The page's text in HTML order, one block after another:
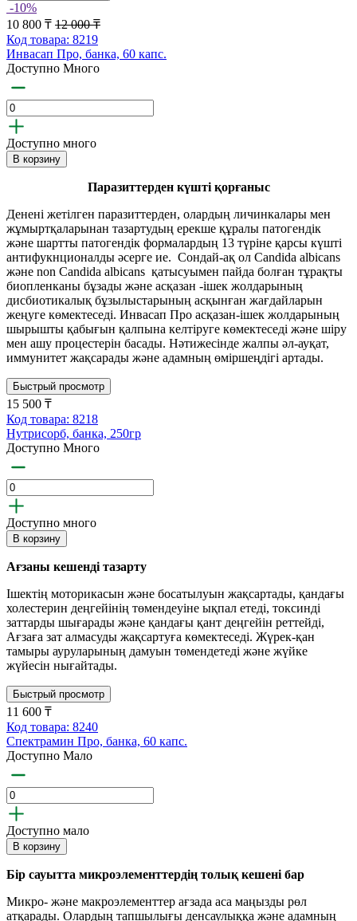
-10%
10 800 ₸ 12 000 ₸
Код товара: 8219
Инвасап Про, банка, 60 капс.
Доступно Много
Доступно много
В корзину
Паразиттерден күшті қорғаныс
Денені жетілген паразиттерден, олардың личинкалары мен
жұмыртқаларынан тазартудың ерекше құралы патогендік
және шартты патогендік формалардың 13 түріне қарсы күшті
антифукнционалды әсерге ие. Сондай-ақ ол Candida albicans
және non Candida albicans қатысуымен пайда болған тұрақты
биопленканы бұзады және асқазан -ішек жолдарының
дисбиотикалық бұзылыстарының асқынған жағдайларын
жеңуге көмектеседі. Инвасап Про асқазан-ішек жолдарының
шырышты қабығын қалпына келтіруге көмектеседі және шіру
мен ашу процестерін басады. Нәтижесінде жалпы әл-ауқат,
иммунитет жақсарады және адамның өміршеңдігі артады.
Быстрый просмотр
15 500 ₸
Код товара: 8218
Нутрисорб, банка, 250гр
Доступно Много
Доступно много
В корзину
Ағзаны кешенді тазарту
Ішектің моторикасын және босатылуын жақсартады, қандағы
холестерин деңгейінің төмендеуіне ықпал етеді, токсинді
заттарды шығарады және қандағы қант деңгейін реттейді,
Ағзаға зат алмасуды жақсартуға көмектеседі. Жүрек-қан
тамыры ауруларының дамуын төмендетеді және жүйке
жүйесін нығайтады.
Быстрый просмотр
11 600 ₸
Код товара: 8240
Спектрамин Про, банка, 60 капс.
Доступно Мало
Доступно мало
В корзину
Бір сауытта микроэлементтердің толық кешені бар
Микро- және макроэлементтер ағзада аса маңызды рөл
атқарады. Олардың тапшылығы денсаулыққа және адамның